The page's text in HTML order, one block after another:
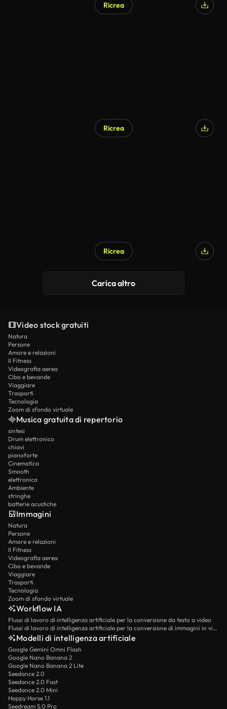
Ricrea
Ricrea
Ricrea
Carica altro
Video stock gratuiti
Natura
Persone
Amore e relazioni
Il Fitness
Videografia aerea
Cibo e bevande
Viaggiare
Trasporti
Tecnologia
Zoom di sfondo virtuale
Musica gratuita di repertorio
sintesi
Drum elettronico
chiavi
pianoforte
Cinematica
Smooth
elettronica
Ambiente
stringhe
batterie acustiche
Immagini
Natura
Persone
Amore e relazioni
Il Fitness
Videografia aerea
Cibo e bevande
Viaggiare
Trasporti
Tecnologia
Zoom di sfondo virtuale
Workflow IA
Flussi di lavoro di intelligenza artificiale per la conversione da testo a video
Flussi di lavoro di intelligenza artificiale per la conversione di immagini in video
Modelli di intelligenza artificiale
Google Gemini Omni Flash
Google Nano Banana 2
Google Nano Banana 2 Lite
Seedance 2.0
Seedance 2.0 Fast
Seedance 2.0 Mini
Happy Horse 1.1
Seedream 5.0 Pro